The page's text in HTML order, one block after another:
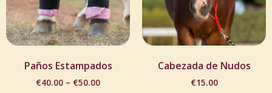
Paños Estampados
€40.00 – €50.00
Cabezada de Nudos
€15.00